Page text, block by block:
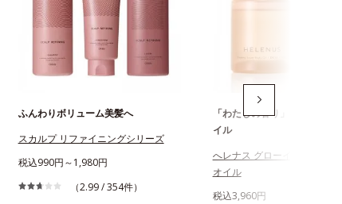
ふんわりボリューム美髪へ
スカルプ リファイニングシリーズ
税込990円～1,980円
（2.99 / 354件）
「わたしの香り」を引き出す
イル
へレナス グローイングセン
オイル
税込3,960円